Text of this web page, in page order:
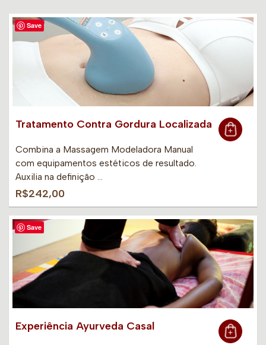
Save
Tratamento Contra Gordura Localizada
Combina a Massagem Modeladora Manual
com equipamentos estéticos de resultado.
Auxilia na definição …
R$242,00
Save
Experiência Ayurveda Casal